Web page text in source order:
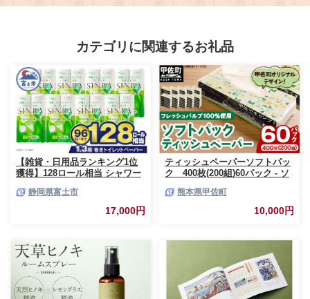
味 詰め合わせ 静岡 調味料
カテゴリに関連するお礼品
【雑貨・日用品ランキング1位
獲得】128ロール相当 シャワー
ー ダブル プレミアムシンラ 96
ロール (12R×8パック) 配達時間
指定可能 1.3倍巻き トイレット
ーパー 人気 おすすめ [sf001-
012]
静岡県富士市
17,000円
ティッシュペーパーソフトパッ
ク 400枚(200組)60パック - ソ
ー 生活用品 雑貨 日用品 必需品
紙 常備品 まとめ買い 備蓄 防災
ストック 熊本県 甲佐町【ZC】
熊本県甲佐町
10,000円